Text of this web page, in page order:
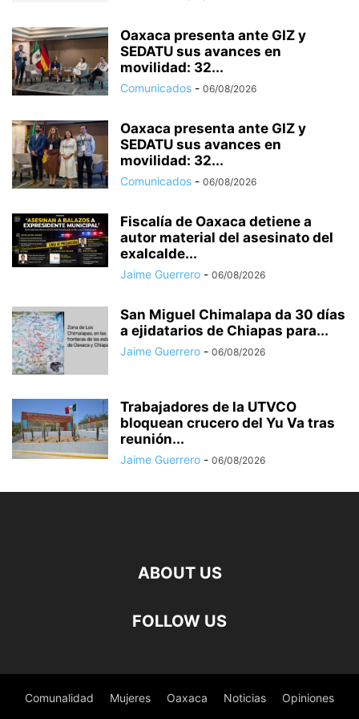
Oaxaca presenta ante GIZ y
SEDATU sus avances en
movilidad: 32...
Comunicados - 06/08/2026
Oaxaca presenta ante GIZ y
SEDATU sus avances en
movilidad: 32...
Comunicados - 06/08/2026
Fiscalía de Oaxaca detiene a
autor material del asesinato del
exalcalde...
Jaime Guerrero - 06/08/2026
San Miguel Chimalapa da 30 días
a ejidatarios de Chiapas para...
Jaime Guerrero - 06/08/2026
Trabajadores de la UTVCO
bloquean crucero del Yu Va tras
reunión...
Jaime Guerrero - 06/08/2026
ABOUT US
FOLLOW US
Comunalidad Mujeres Oaxaca Noticias Opiniones